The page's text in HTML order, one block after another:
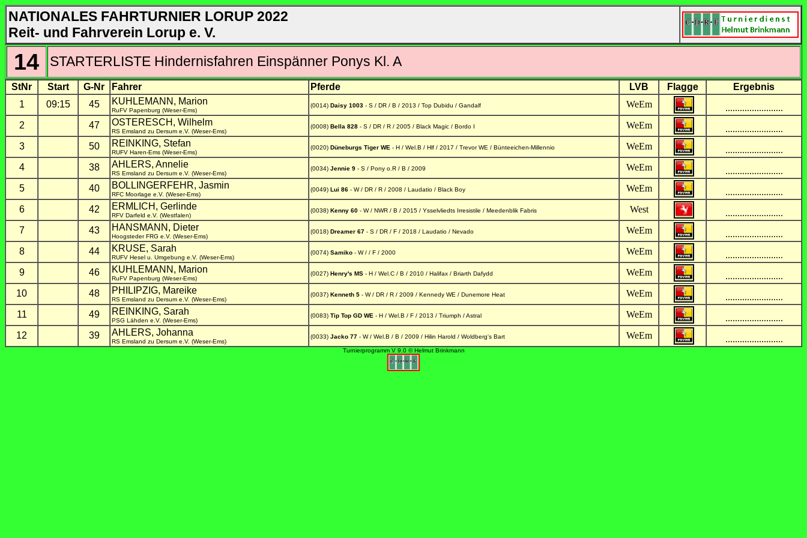
NATIONALES FAHRTURNIER LORUP 2022
Reit- und Fahrverein Lorup e. V.
14 STARTERLISTE Hindernisfahren Einspänner Ponys Kl. A
StNr Start G-Nr Fahrer Pferde LVB Flagge
Ergebnis
1
09:15 45 KUHLEMANN, Marion
RuFV Papenburg (Weser-Ems)
(0014) Daisy 1003 - S / DR / B / 2013 / Top Dubidu / Gandalf WeEm
........................
2
47 OSTERESCH, Wilhelm
RS Emsland zu Dersum e.V. (Weser-Ems)
(0008) Bella 828 - S / DR / R / 2005 / Black Magic / Bordo I WeEm
........................
3
50 REINKING, Stefan
RUFV Haren-Ems (Weser-Ems)
(0020) Düneburgs Tiger WE - H / Wel.B / Hlf / 2017 / Trevor WE / Bünteeichen-Millennio WeEm
........................
4
38 AHLERS, Annelie
RS Emsland zu Dersum e.V. (Weser-Ems)
(0034) Jennie 9 - S / Pony o.R / B / 2009 WeEm
........................
5
40 BOLLINGERFEHR, Jasmin
RFC Moorlage e.V. (Weser-Ems)
(0049) Lui 86 - W / DR / R / 2008 / Laudatio / Black Boy WeEm
........................
6
42 ERMLICH, Gerlinde
RFV Darfeld e.V. (Westfalen)
(0038) Kenny 60 - W / NWR / B / 2015 / Ysselvliedts Irresistile / Meedenblik Fabris West
........................
7
43 HANSMANN, Dieter
Hoogsteder FRG e.V. (Weser-Ems)
(0018) Dreamer 67 - S / DR / F / 2018 / Laudatio / Nevado WeEm
........................
8
44 KRUSE, Sarah
RUFV Hesel u. Umgebung e.V. (Weser-Ems)
(0074) Samiko - W / / F / 2000 WeEm
........................
9
46 KUHLEMANN, Marion
RuFV Papenburg (Weser-Ems)
(0027) Henry's MS - H / Wel.C / B / 2010 / Halifax / Briarth Dafydd WeEm
........................
10
48 PHILIPZIG, Mareike
RS Emsland zu Dersum e.V. (Weser-Ems)
(0037) Kenneth 5 - W / DR / R / 2009 / Kennedy WE / Dunemore Heat WeEm
........................
11
49 REINKING, Sarah
PSG Lähden e.V. (Weser-Ems)
(0083) Tip Top GD WE - H / Wel.B / F / 2013 / Triumph / Astral WeEm
........................
12
39 AHLERS, Johanna
RS Emsland zu Dersum e.V. (Weser-Ems)
(0033) Jacko 77 - W / Wel.B / B / 2009 / Hilin Harold / Woldberg's Bart WeEm ........................
Turnierprogramm V 9.0 © Helmut Brinkmann